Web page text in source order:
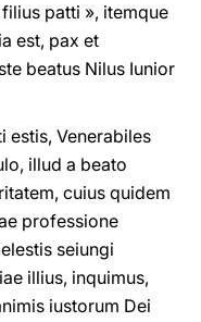
patti », itemque
est, pax et
beatus Nilus Iunior
estis, Venerabiles
illud a beato
cuius quidem
professione
seiungi
illius, inquimus,
iustorum Dei